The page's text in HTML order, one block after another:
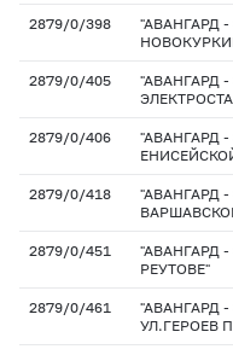
2879/0/398
"АВАНГАРД
2879/0/405
"АВАНГАРД
2879/0/406
"АВАНГАРД
2879/0/418
"АВАНГАРД
2879/0/451
"АВАНГАРД
РЕУТОВЕ"
2879/0/461
"АВАНГАРД
УЛ.ГЕРОЕВ